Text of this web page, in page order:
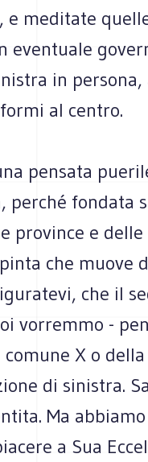
e meditate
eventuale
in
al centro.
pensata
perché fondata
province e
che muove
che il
vorremmo -
X o
di sinistra.
Ma
a Sua